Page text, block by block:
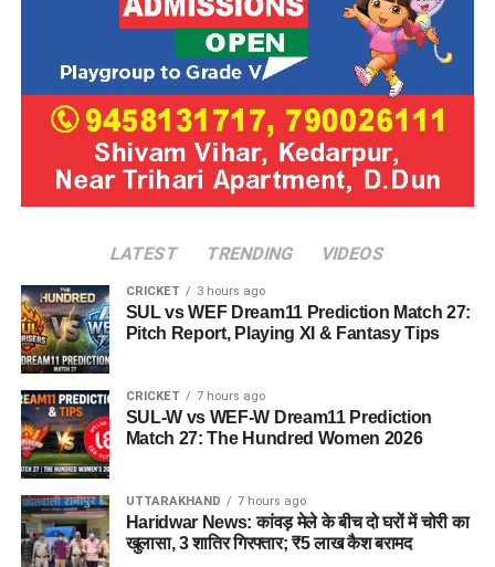
LATEST TRENDING VIDEOS
CRICKET 3 hours ago
SUL vs WEF Dream11 Prediction Match 27:
Pitch Report, Playing XI & Fantasy Tips
CRICKET 7 hours ago
SUL-W vs WEF-W Dream11 Prediction
Match 27: The Hundred Women 2026
UTTARAKHAND 7 hours ago
Haridwar News: कांवड़ मेले के बीच दो घरों में चोरी का
खुलासा, 3 शातिर गिरफ्तार; ₹5 लाख कैश बरामद